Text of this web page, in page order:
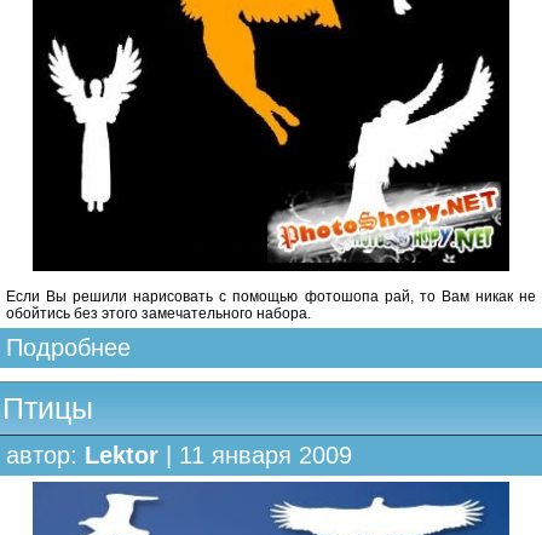
Если Вы решили нарисовать с помощью фотошопа рай, то Вам никак не
обойтись без этого замечательного набора.
Подробнее
Птицы
автор: Lektor | 11 января 2009